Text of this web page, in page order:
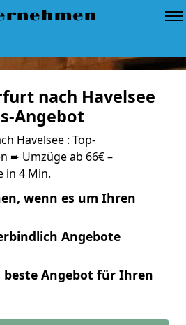
nach Havelsee
Angebot
Havelsee : Top-
➨ Umzüge ab 66€ –
in 4 Min.
wenn es um Ihren
Angebote
beste Angebot für Ihren